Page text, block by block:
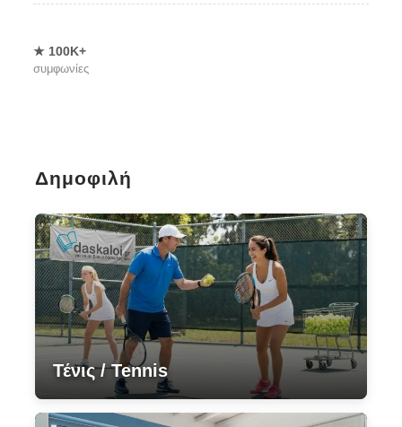
★ 100Κ+
συμφωνίες
Δημοφιλή
Τένις / Tennis